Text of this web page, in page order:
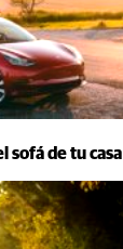
sofá de tu casa